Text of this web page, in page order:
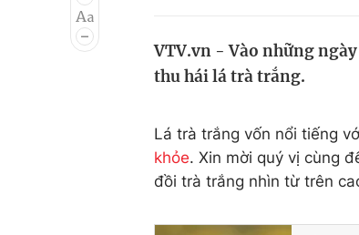
Âm nhạc
Chất lượng
VTV.vn - Vào những
thu hái lá trà trắng.
Lá trà trắng vốn nổi tiếng
khỏe. Xin mời quý vị cùng
đồi trà trắng nhìn từ trên